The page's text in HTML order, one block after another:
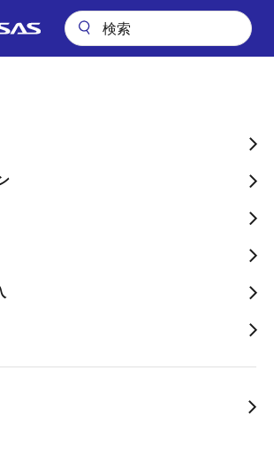
Main
アルタイム制御が可能な、EtherCAT通信対応の産
精度にリアルタ
可能な、
通信対応の産業
RZ/T2L」を発売
他のMPU/MCUとソフト
できるため、ユーザのス
製品展開が容易～